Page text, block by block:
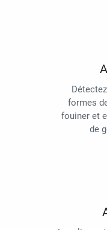
formes
fouiner et
de